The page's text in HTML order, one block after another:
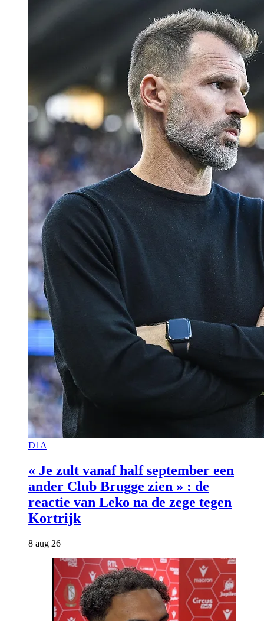
D1A
« Je zult vanaf half september een
ander Club Brugge zien » : de
reactie van Leko na de zege tegen
Kortrijk
8 aug 26